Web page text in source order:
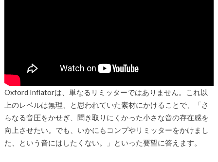
Oxford Inflatorは、単なるリミッターではありません。これ以
上のレベルは無理、と思われていた素材にかけることで、「さ
らなる音圧をかせぎ、聞き取りにくかった小さな音の存在感を
向上させたい。でも、いかにもコンプやリミッターをかけまし
た、という音にはしたくない。」といった要望に答えます。